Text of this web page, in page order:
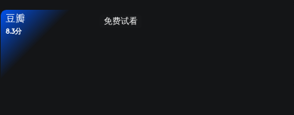
免费试看
豆瓣
8.3分